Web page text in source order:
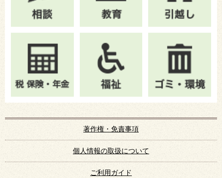
著作権・免責事項
個人情報の取扱について
ご利用ガイド